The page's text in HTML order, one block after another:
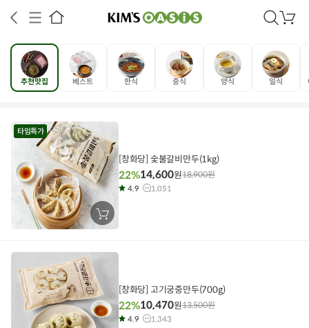
니
농축산물할인 찬들마루
베스트
추천맛집 한식 중식 양식 일식
타임특가
장
바
에
[창화당] 숯불갈비만두(1kg)
22%14,600원18,900원
4.9 1,051
[창화당] 고기궁중만두(700g)
22%10,470원13,500원
4.9 1,343